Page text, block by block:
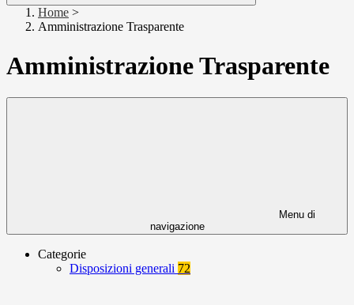
Home >
Amministrazione Trasparente
Amministrazione Trasparente
Menu di
navigazione
Categorie
Disposizioni generali 72